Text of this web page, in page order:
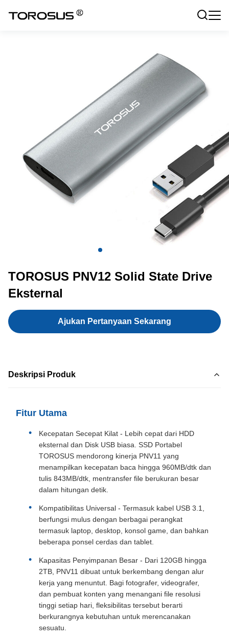
TOROSUS PNV12 Solid State Drive
Eksternal
Ajukan Pertanyaan Sekarang
Deskripsi Produk
Fitur Utama
Kecepatan Secepat Kilat - Lebih cepat dari HDD
eksternal dan Disk USB biasa. SSD Portabel
TOROSUS mendorong kinerja PNV11 yang
menampilkan kecepatan baca hingga 960MB/dtk dan
tulis 843MB/dtk, mentransfer file berukuran besar
dalam hitungan detik.
Kompatibilitas Universal - Termasuk kabel USB 3.1,
berfungsi mulus dengan berbagai perangkat
termasuk laptop, desktop, konsol game, dan bahkan
beberapa ponsel cerdas dan tablet.
Kapasitas Penyimpanan Besar - Dari 120GB hingga
2TB, PNV11 dibuat untuk berkembang dengan alur
kerja yang menuntut. Bagi fotografer, videografer,
dan pembuat konten yang menangani file resolusi
tinggi setiap hari, fleksibilitas tersebut berarti
berkurangnya kebutuhan untuk merencanakan
sesuatu.